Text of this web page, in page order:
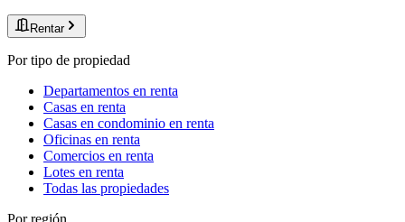
Rentar
Por tipo de propiedad
Departamentos en renta
Casas en renta
Casas en condominio en renta
Oficinas en renta
Comercios en renta
Lotes en renta
Todas las propiedades
Por región